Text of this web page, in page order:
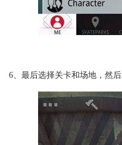
6、最后选择关卡和场地，然